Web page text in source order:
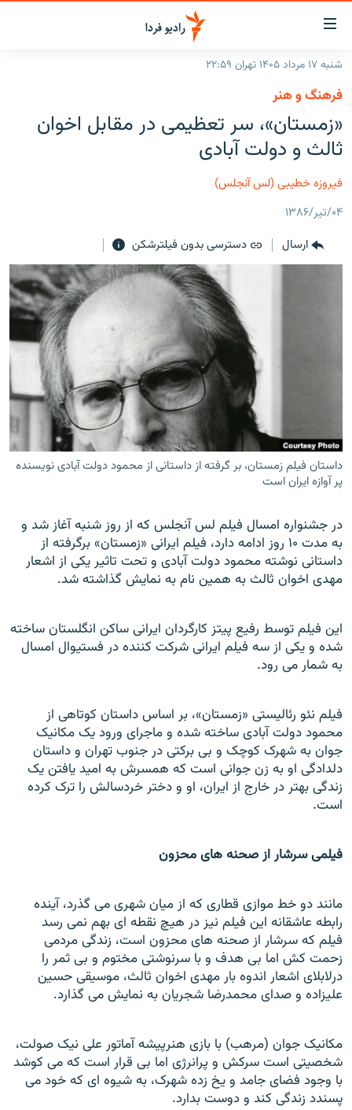
لینک‌های
قابلیت
دسترسی
بازگشت
بازگشت
منوی
اصلی
رفتن
صفحه
صفحه اصلی
جهان
فرکانس‌ها
پادکست
چندرسانه‌ای
گزارش‌های تصویری
زنان فردا
زبان‌های دیگر
شنبه ۱۷ مرداد ۱۴۰۵ تهران ۲۲:۵۹
فرهنگ و هنر
«زمستان»، سر تعظیمی در مقابل اخوان
ثالث و دولت آبادی
فیروزه خطیبی (لس آنجلس)
۰۴/تیر/۱۳۸۶
ارسال
دسترسی بدون فیلترشکن
داستان فیلم زمستان، بر گرفته از داستانی از محمود دولت آبادی نویسنده
پر آوازه ایران است
در جشنواره امسال فيلم لس آنجلس که از روز شنبه آغاز شد و
به مدت ۱۰ روز ادامه دارد، فيلم ايرانی «زمستان» برگرفته از
داستانی نوشته محمود دولت آبادی و تحت تاثير يکی از اشعار
مهدی اخوان ثالث به همين نام به نمايش گذاشته شد.
اين فيلم توسط رفيع پيتز کارگردان ايرانی ساکن انگلستان ساخته
شده و يکی از سه فيلم ايرانی شرکت کننده در فستيوال امسال
به شمار می رود.
فيلم نئو رئاليستی «زمستان»، بر اساس داستان کوتاهی از
محمود دولت آبادی ساخته شده و ماجرای ورود يک مکانيک
جوان به شهرک کوچک و بی برکتی در جنوب تهران و داستان
دلدادگی او به زن جوانی است که همسرش به اميد يافتن يک
زندگی بهتر در خارج از ايران، او و دختر خردسالش را ترک کرده
است.
فیلمی سرشار از صحنه های محزون
مانند دو خط موازی قطاری که از ميان شهری می گذرد، آينده
رابطه عاشقانه این فیلم نيز در هيچ نقطه ای بهم نمی رسد
فيلم که سرشار از صحنه های محزون است، زندگی مردمی
زحمت کش اما بی هدف و با سرنوشتی مختوم و بی ثمر را
درلابلای اشعار اندوه بار مهدی اخوان ثالث، موسيقی حسين
عليزاده و صدای محمدرضا شجريان به نمايش می گذارد.
مکانيک جوان (مرهب) با بازی هنرپيشه آماتور علی نيک صولت،
شخصيتی است سرکش و پرانرژی اما بی قرار است که می کوشد
با وجود فضای جامد و يخ زده شهرک، به شيوه ای که خود می
پسندد زندگی کند و دوست بدارد.